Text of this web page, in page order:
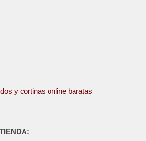
y cortinas online baratas